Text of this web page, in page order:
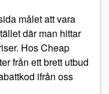
målet att vara
där man hittar
Hos Cheap
från ett brett utbud
ifrån oss